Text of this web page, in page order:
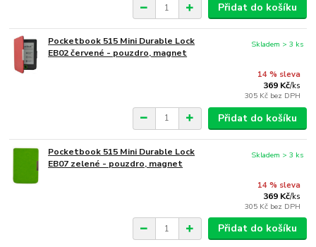
Přidat do košíku
Pocketbook 515 Mini Durable Lock
EB02 červené - pouzdro, magnet
14 % sleva
369 Kč/ks
305 Kč bez DPH
Skladem > 3 ks
Přidat do košíku
Pocketbook 515 Mini Durable Lock
EB07 zelené - pouzdro, magnet
14 % sleva
369 Kč/ks
305 Kč bez DPH
Skladem > 3 ks
Přidat do košíku